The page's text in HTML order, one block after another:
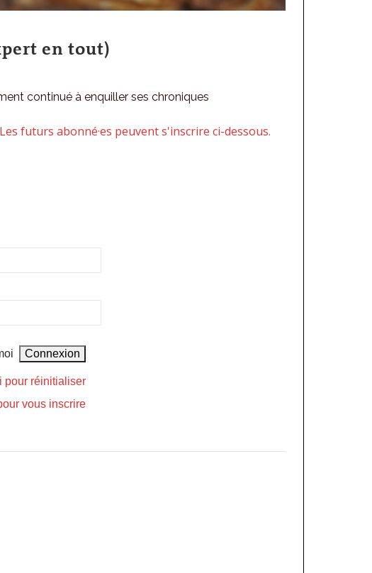
en tout)
continué à enquiller ses chroniques
futurs abonné·es peuvent s'inscrire ci-dessous.
pour réinitialiser
vous inscrire